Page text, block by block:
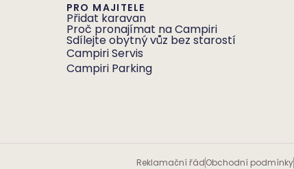
PRO MAJITELE
Přidat karavan
Proč pronajímat na Campiri
Sdílejte obytný vůz bez starostí
Campiri Servis
Campiri Parking
Reklamační řádObchodní podmínky